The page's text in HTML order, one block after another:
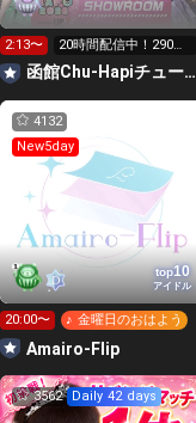
2:13〜
20時間配信中！290万
pt横アリへGO‼️
函館Chu-Hapiチューハピ🌈
top10
アイドル
4132
New5day
20:00〜 ♪ 金曜日のおはよう
Amairo-Flip
3562 Daily 42 days